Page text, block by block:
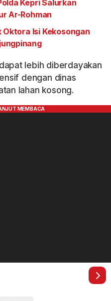
Kepri Salurkan
Ar-Rohman
Oktora Isi Kekosongan
lebih diberdayakan
dengan dinas
lahan kosong.